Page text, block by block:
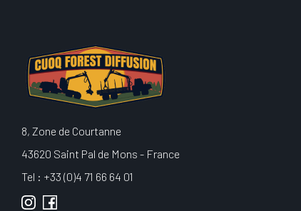
8, Zone de Courtanne
43620 Saint Pal de Mons - France
Tel : +33 (0)4 71 66 64 01